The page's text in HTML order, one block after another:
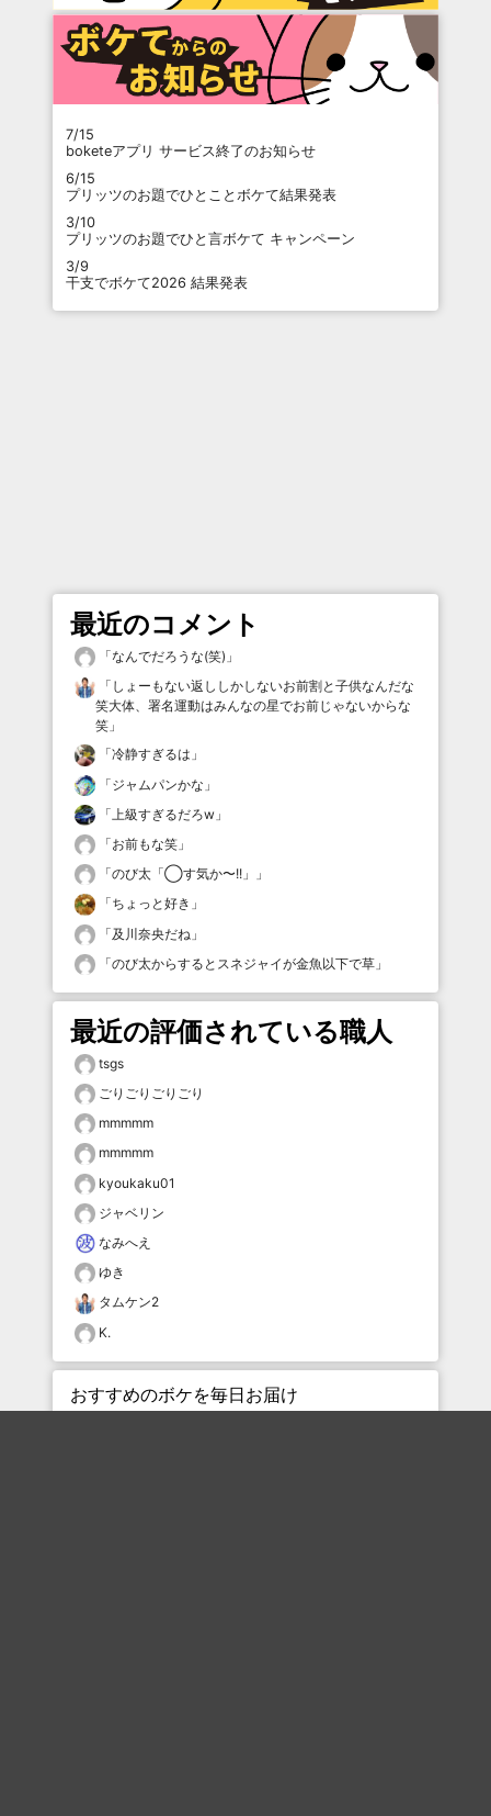
7/15
boketeアプリ サービス終了のお知らせ
6/15
プリッツのお題でひとことボケて結果発表
3/10
プリッツのお題でひと言ボケて キャンペーン
3/9
干支でボケて2026 結果発表
最近のコメント
「なんでだろうな(笑) 」
「 しょーもない返ししかしないお前割と子供なんだな
笑大体、署名運動はみんなの星でお前じゃないからな
笑 」
「冷静すぎるは 」
「ジャムパンかな 」
「 上級すぎるだろw 」
「お前もな笑 」
「のび太「◯す気か〜!!」
」
「ちょっと好き 」
「及川奈央だね 」
「のび太からするとスネジャイが金魚以下で草 」
最近の評価されている職人
tsgs
ごりごりごりごり
mmmmm
mmmmm
kyoukaku01
ジャベリン
なみへえ
ゆき
タムケン2
K.
おすすめのボケを毎日お届け